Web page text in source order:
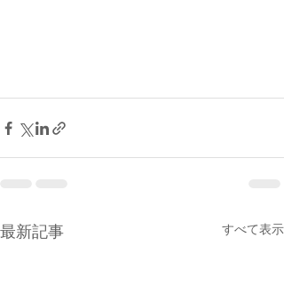
最新記事 すべて表示